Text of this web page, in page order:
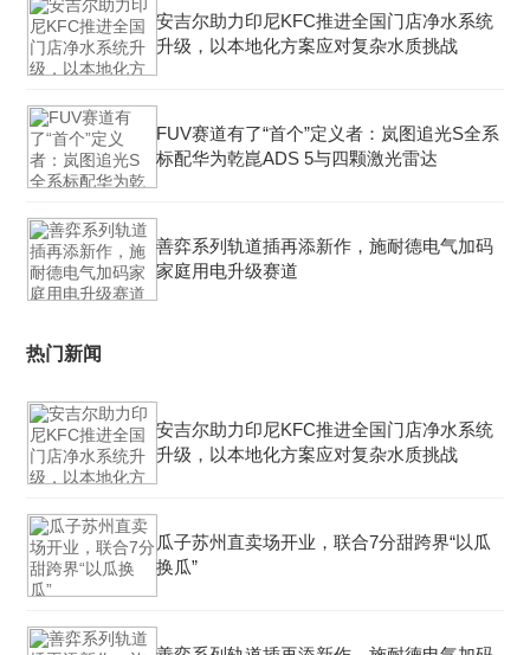
安吉尔助力印尼KFC推进全国门店净水系统
升级，以本地化方案应对复杂水质挑战
FUV赛道有了“首个”定义者：岚图追光S全系
标配华为乾崑ADS 5与四颗激光雷达
善弈系列轨道插再添新作，施耐德电气加码
家庭用电升级赛道
热门新闻
安吉尔助力印尼KFC推进全国门店净水系统
升级，以本地化方案应对复杂水质挑战
瓜子苏州直卖场开业，联合7分甜跨界“以瓜
换瓜”